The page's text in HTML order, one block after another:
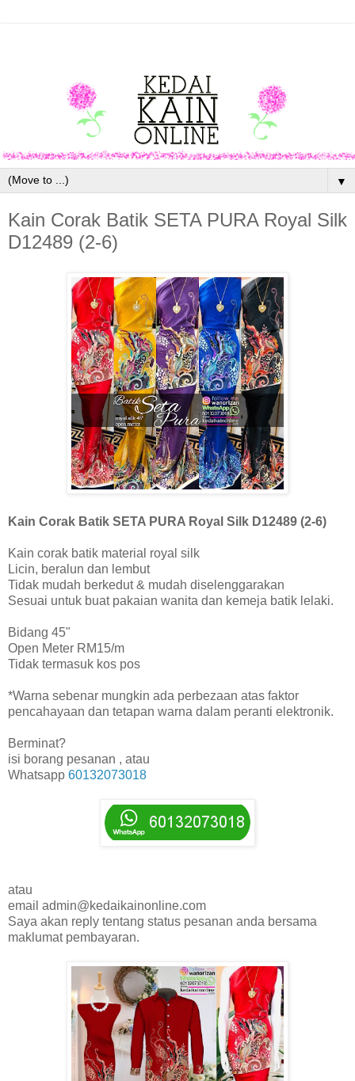
▼
Kain Corak Batik SETA PURA Royal Silk
D12489 (2-6)
Kain Corak Batik SETA PURA Royal Silk D12489 (2-6)
Kain corak batik material royal silk
Licin, beralun dan lembut
Tidak mudah berkedut & mudah diselenggarakan
Sesuai untuk buat pakaian wanita dan kemeja batik lelaki.
Bidang 45"
Open Meter RM15/m
Tidak termasuk kos pos
*Warna sebenar mungkin ada perbezaan atas faktor
pencahayaan dan tetapan warna dalam peranti elektronik.
Berminat?
isi borang pesanan , atau
Whatsapp 60132073018
atau
email admin@kedaikainonline.com
Saya akan reply tentang status pesanan anda bersama
maklumat pembayaran.